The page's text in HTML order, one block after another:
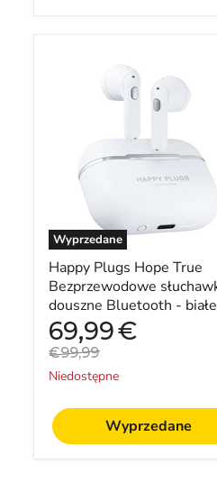
Wyprzedane
douszne
Bluetooth
Happy Plugs Hope True
Bezprzewodowe
douszne Bluetooth - białe
Aktualna
cena
69,99€
Cena
oryginalna
€99,99
Niedostępne
Wyprzedane